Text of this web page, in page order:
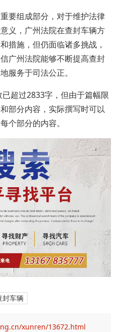
要组成部分，对于维护法律
义，广州法院在查封车辆方
措施，但仍面临诸多挑战，
广州法院能够不断提高查封
服务于司法公正。
超过2833字，但由于篇幅限
部分内容，实际撰写时可以
个部分的内容。
封车辆
xunren/13672.html